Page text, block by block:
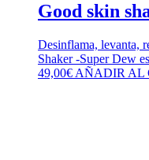
Good skin
Desinflama, levanta,
Shaker -Super Dew
49,00€ AÑADIR AL